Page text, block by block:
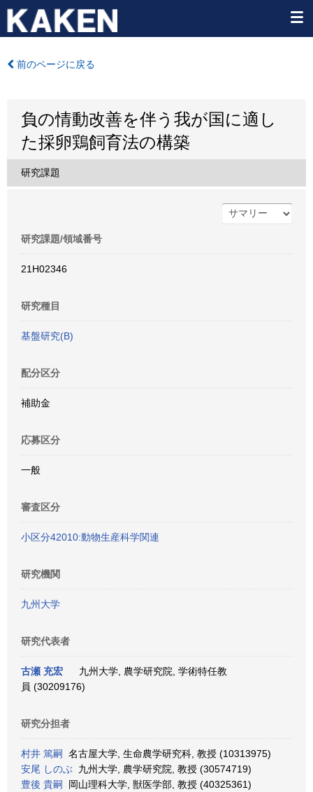
前のページに戻る
負の情動改善を伴う我が国に適し
た採卵鶏飼育法の構築
研究課題
研究課題/領域番号
21H02346
研究種目
基盤研究(B)
配分区分
補助金
応募区分
一般
審査区分
小区分42010:動物生産科学関連
研究機関
九州大学
研究代表者
古瀬 充宏
九州大学, 農学研究院, 学術特任教
員 (30209176)
研究分担者
村井 篤嗣
名古屋大学, 生命農学研究科, 教授 (10313975)
安尾 しのぶ 九州大学, 農学研究院, 教授 (30574719)
豊後 貴嗣
岡山理科大学, 獣医学部, 教授 (40325361)